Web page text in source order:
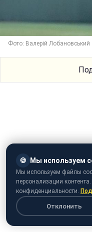
Фото: Валерій
🍪 Мы используем
Мы используем файлы
персонализации
конфиденциальности.
Отклонить